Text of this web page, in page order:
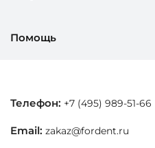
Помощь
Телефон: +7 (495) 989-51-66
Email: zakaz@fordent.ru